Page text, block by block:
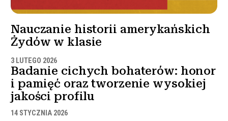
Nauczanie historii amerykańskich
Żydów w klasie
3 LUTEGO 2026
Badanie cichych bohaterów: honor
i pamięć oraz tworzenie wysokiej
jakości profilu
14 STYCZNIA 2026